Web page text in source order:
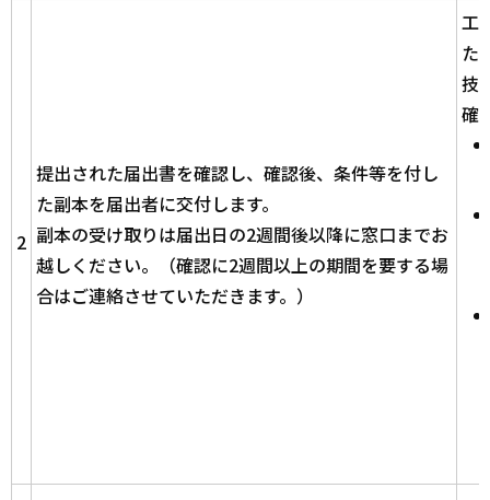
2
提出された届出書を確認し、確認後、条件等を付し
た副本を届出者に交付します。
副本の受け取りは届出日の2週間後以降に窓口までお
越しください。（確認に2週間以上の期間を要する場
合はご連絡させていただきます。）
工
た
技
確